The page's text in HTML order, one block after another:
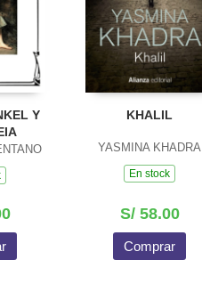
Y
KHALIL
YASMINA KHADRA
En stock
S/ 58.00
Comprar